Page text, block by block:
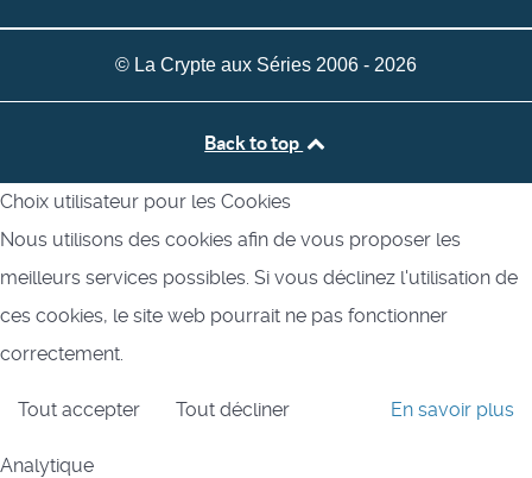
© La Crypte aux Séries 2006 - 2026
Back to top
Choix utilisateur pour les Cookies
Nous utilisons des cookies afin de vous proposer les
meilleurs services possibles. Si vous déclinez l'utilisation de
ces cookies, le site web pourrait ne pas fonctionner
correctement.
Tout accepter Tout décliner En savoir plus
Analytique